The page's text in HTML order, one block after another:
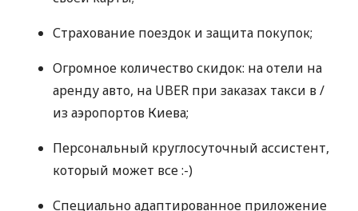
Страхование поездок и защита покупок;
Огромное количество скидок: на отели на
аренду авто, на UBER при заказах такси в /
из аэропортов Киева;
Персональный круглосуточный ассистент,
который может все :-)
Специально адаптированное приложение